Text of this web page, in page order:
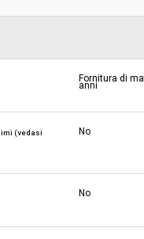
Fornitura di
anni
(vedasi
No
No